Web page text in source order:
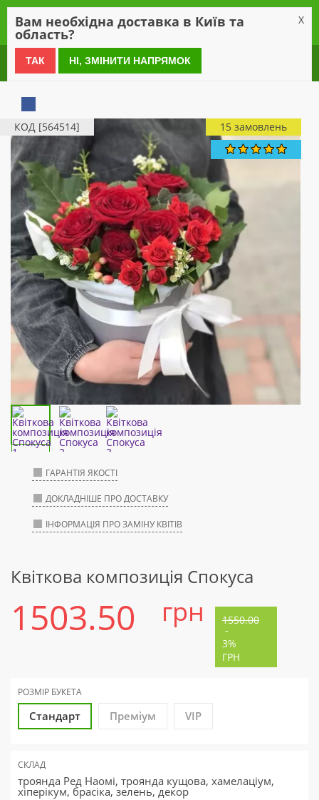
0 800 21 54 55
КОД [564514] 15 замовлень
ГАРАНТІЯ ЯКОСТІ
ДОКЛАДНІШЕ ПРО ДОСТАВКУ
ІНФОРМАЦІЯ ПРО ЗАМІНУ КВІТІВ
Квіткова композиція Спокуса
1503.50 грн 1550.00
-
3%
ГРН
РОЗМІР БУКЕТА
Стандарт Преміум VIP
СКЛАД
троянда Ред Наомі, троянда кущова, хамелаціум,
хіперікум, брасіка, зелень, декор
Вам необхідна доставка в Київ та
область?
X
ТАК НІ, ЗМІНИТИ НАПРЯМОК